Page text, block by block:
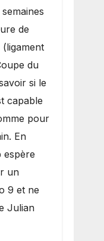
de
du
si le
capable
pour
En
espère
un
9 et ne
Julian